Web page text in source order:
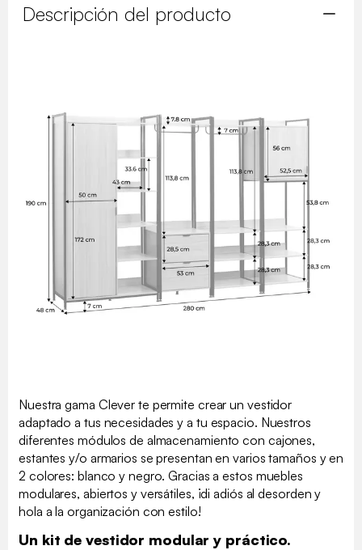
Descripción del producto
Nuestra gama Clever te permite crear un vestidor
adaptado a tus necesidades y a tu espacio. Nuestros
diferentes módulos de almacenamiento con cajones,
estantes y/o armarios se presentan en varios tamaños y en
2 colores: blanco y negro. Gracias a estos muebles
modulares, abiertos y versátiles, ¡di adiós al desorden y
hola a la organización con estilo!
Un kit de vestidor modular y práctico.